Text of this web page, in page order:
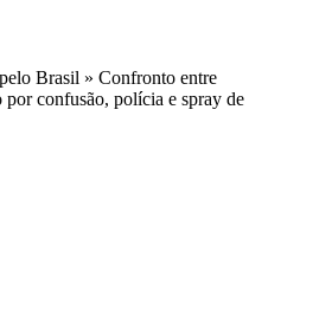
Brasil » Confronto entre
confusão, polícia e spray de